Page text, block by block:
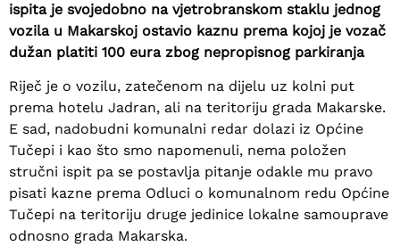
ispita je svojedobno na vjetrobranskom staklu jednog
vozila u Makarskoj ostavio kaznu prema kojoj je vozač
dužan platiti 100 eura zbog nepropisnog parkiranja
Riječ je o vozilu, zatečenom na dijelu uz kolni put
prema hotelu Jadran, ali na teritoriju grada Makarske.
E sad, nadobudni komunalni redar dolazi iz Općine
Tučepi i kao što smo napomenuli, nema položen
stručni ispit pa se postavlja pitanje odakle mu pravo
pisati kazne prema Odluci o komunalnom redu Općine
Tučepi na teritoriju druge jedinice lokalne samouprave
odnosno grada Makarska.